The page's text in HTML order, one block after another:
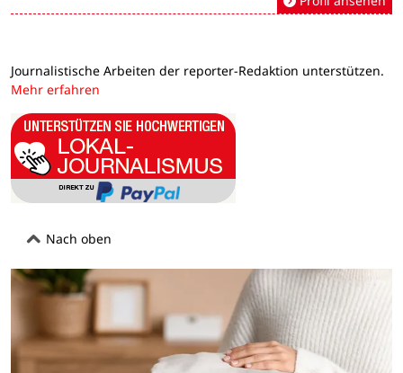
Journalistische Arbeiten der reporter-Redaktion unterstützen.
Mehr erfahren
Nach oben